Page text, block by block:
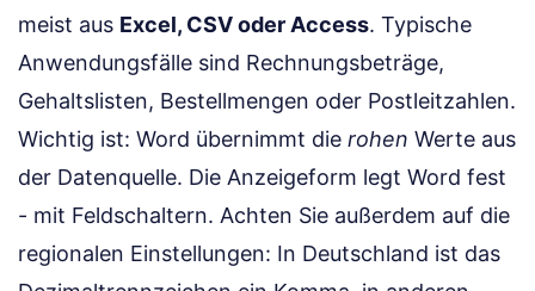
meist aus Excel, CSV oder Access. Typische
Anwendungsfälle sind Rechnungsbeträge,
Gehaltslisten, Bestellmengen oder Postleitzahlen.
Wichtig ist: Word übernimmt die rohen Werte aus
der Datenquelle. Die Anzeigeform legt Word fest
- mit Feldschaltern. Achten Sie außerdem auf die
regionalen Einstellungen: In Deutschland ist das